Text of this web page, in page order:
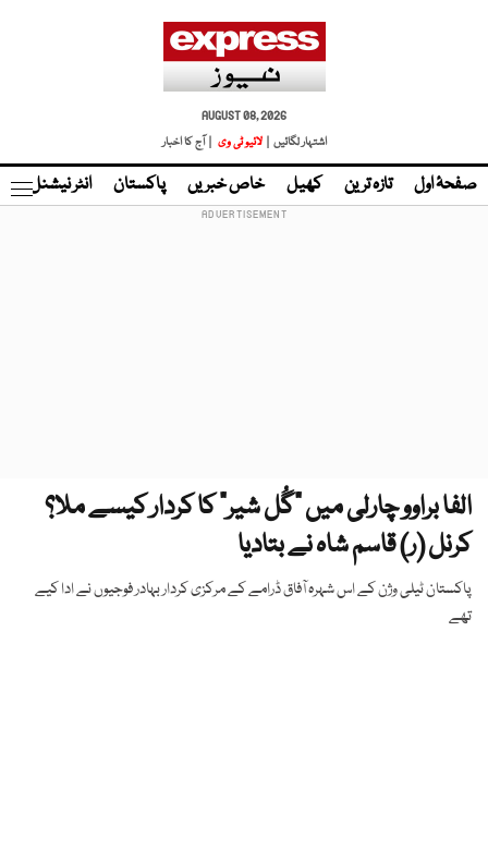
AUGUST 08, 2026
اشتہار لگائیں |
لائیو ٹی وی | آج کا اخبار
صفحۂ اول تازہ ترین کھیل خاص خبریں پاکستان انٹر نیشنل
الفا براوو چارلی میں "گُل شیر" کا کردار کیسے ملا؟
کرنل (ر) قاسم شاہ نے بتادیا
پاکستان ٹیلی وژن کے اس شہرہ آفاق ڈرامے کے مرکزی کردار بہادر فوجیوں نے ادا کیے
تھے